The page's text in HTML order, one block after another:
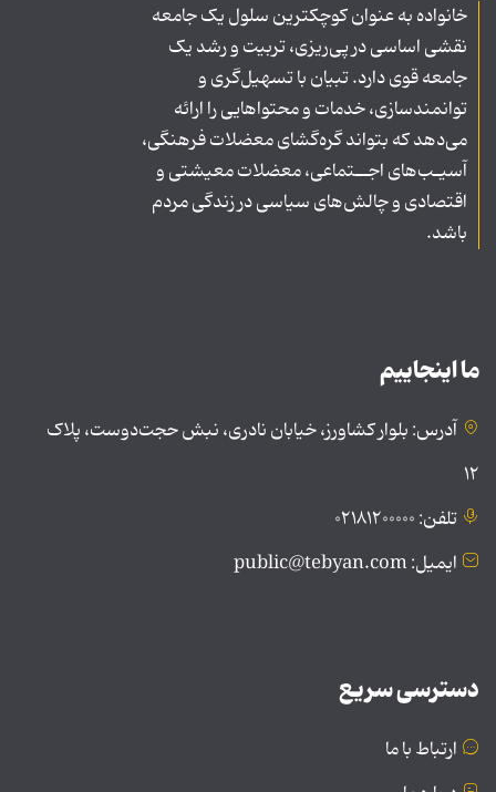
خانواده به عنوان کوچکترین سلول یک جامعه
نقشی اساسی در پی‌ریزی، تربیت و رشد یک
جامعه قوی دارد. تبیان با تسهیل‌گری و
توانمندسازی، خدمات و محتواهایی را ارائه
می‌دهد که بتواند گره‌گشای معضلات فرهنگی،
آسیـب‌های اجــتماعی، معضلات معیشتی و
اقتصادی و چالش‌های سیاسی در زندگی مردم
باشد.
ما اینجاییم
آدرس: بلوار کشاورز، خیابان نادری، نبش حجت‌دوست، پلاک
۱۲
تلفن: ۰۲۱۸۱۲۰۰۰۰۰
ایمیل: public@tebyan.com
دسترسی سریع
ارتباط با ما